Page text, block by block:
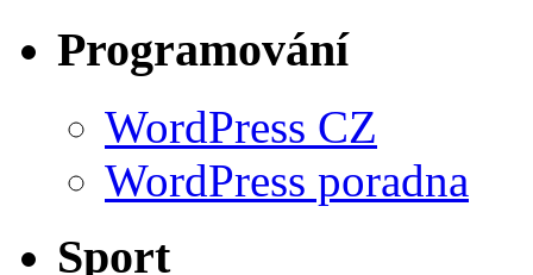
Programování
WordPress CZ
WordPress poradna
Sport